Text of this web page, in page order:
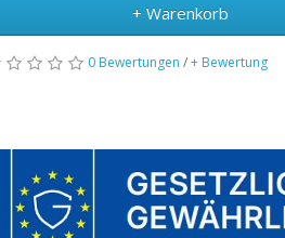
+ Warenkorb
0 Bewertungen /+ Bewertung